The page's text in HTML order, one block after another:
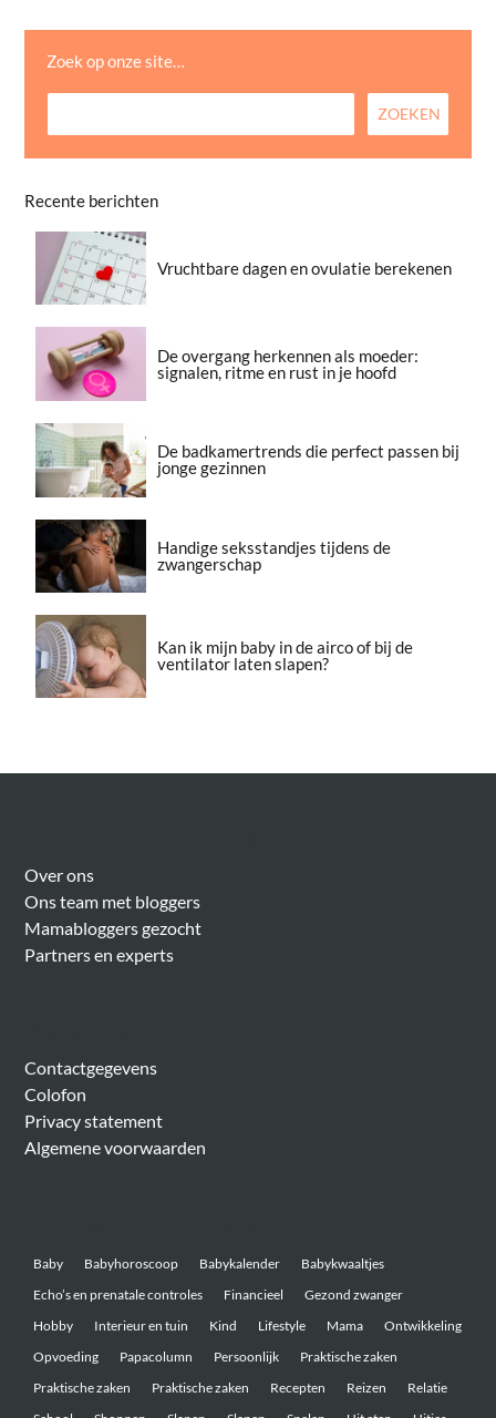
Zoek op onze site…
Recente berichten
Vruchtbare dagen en ovulatie berekenen
De overgang herkennen als moeder:
signalen, ritme en rust in je hoofd
De badkamertrends die perfect passen bij
jonge gezinnen
Handige seksstandjes tijdens de
zwangerschap
Kan ik mijn baby in de airco of bij de
ventilator laten slapen?
Over ons
Ons team met bloggers
Mamabloggers gezocht
Partners en experts
Contactgegevens
Colofon
Privacy statement
Algemene voorwaarden
Baby Babyhoroscoop Babykalender
Babykwaaltjes
Echo’s en prenatale controles
Financieel
Gezond zwanger
Hobby
Interieur en tuin Kind Lifestyle Mama
Ontwikkeling
Opvoeding
Papacolumn Persoonlijk
Praktische zaken
Praktische zaken
Praktische zaken Recepten Reizen
Relatie